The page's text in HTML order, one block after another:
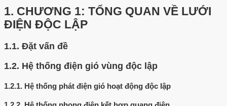
1. CHƯƠNG 1: TỔNG QUAN VỀ LƯỚI
ĐIỆN ĐỘC LẬP
1.1. Đặt vấn đề
1.2. Hệ thống điện gió vùng độc lập
1.2.1. Hệ thống phát điện gió hoạt động độc lập